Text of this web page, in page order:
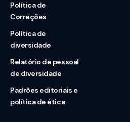
Política de
Correções
Política de
diversidade
Relatório de pessoal
de diversidade
Padrões editoriais e
política de ética